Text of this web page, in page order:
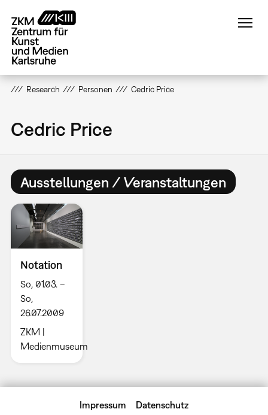
zum
Inhalt
Research Personen Cedric Price
Cedric Price
Ausstellungen / Veranstaltungen
Notation
So, 01.03. –
So,
26.07.2009
ZKM |
Medienmuseum
Impressum Datenschutz